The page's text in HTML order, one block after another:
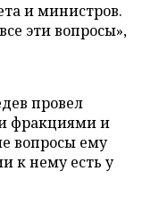
и министров.
эти вопросы»,
провел
фракциями и
вопросы ему
к нему есть у